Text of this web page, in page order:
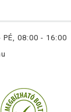
PÉ, 08:00 - 16:00